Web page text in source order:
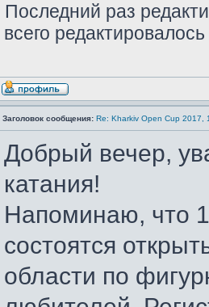
Последний раз
всего
Заголовок сообщения: Re: Kharkiv Open Cup 2017,
Добрый вечер,
катания!
Напоминаю, что
состоятся
области по